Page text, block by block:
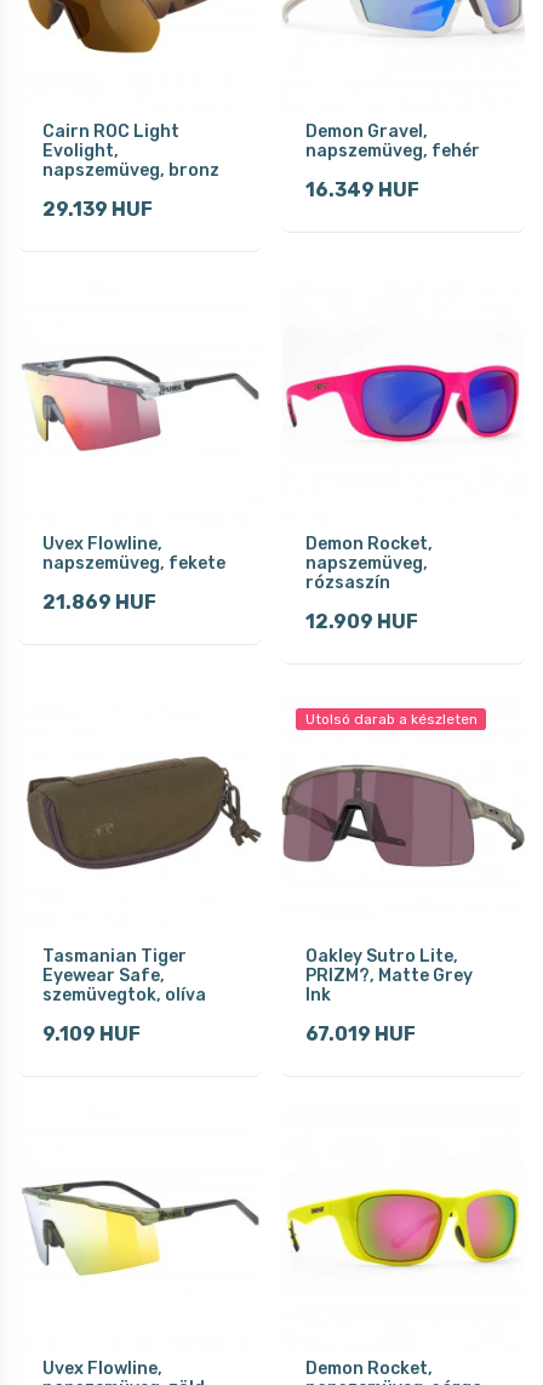
Cairn ROC Light
Evolight,
napszemüveg, bronz
29.139 HUF
Demon Gravel,
napszemüveg, fehér
16.349 HUF
Uvex Flowline,
napszemüveg, fekete
21.869 HUF
Demon Rocket,
napszemüveg,
rózsaszín
12.909 HUF
Tasmanian Tiger
Eyewear Safe,
szemüvegtok, olíva
9.109 HUF
Utolsó darab a készleten
Oakley Sutro Lite,
PRIZM?, Matte Grey
Ink
67.019 HUF
Uvex Flowline,
Demon Rocket,